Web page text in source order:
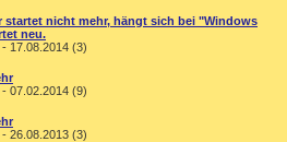
startet nicht mehr, hängt sich bei "Windows
neu.
17.08.2014 (3)
07.02.2014 (9)
26.08.2013 (3)